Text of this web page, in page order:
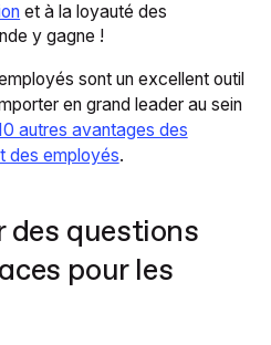
et à la loyauté des
y gagne !
sont un excellent outil
en grand leader au sein
autres avantages des
des employés.
des questions
pour les